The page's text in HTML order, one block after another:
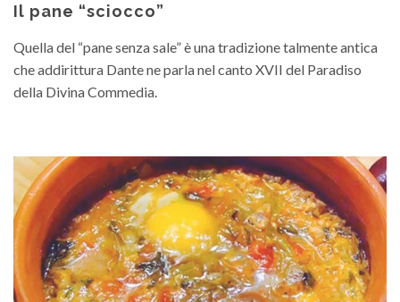
Il pane “sciocco”
Quella del “pane senza sale” è una tradizione talmente antica
che addirittura Dante ne parla nel canto XVII del Paradiso
della Divina Commedia.